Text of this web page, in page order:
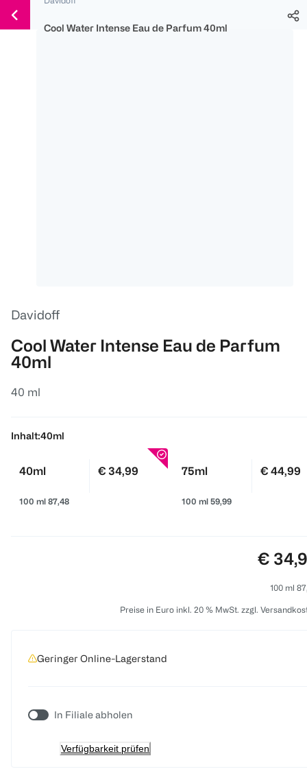
150 Ös
300 Ös
500 Ös
Weiter
zum
Cool Water Intense Eau de Parfum 40ml
Davidoff
Cool Water Intense Eau de Parfum
40ml
40 ml
Inhalt:40ml
40ml
100 ml 87,48
€ 34,99 75ml
100 ml 59,99
€ 44,99
Preis:
€
100 ml
Preise in Euro inkl. 20 % MwSt. zzgl.
Geringer Online-Lagerstand
In Filiale abholen
Verfügbarkeit prüfen